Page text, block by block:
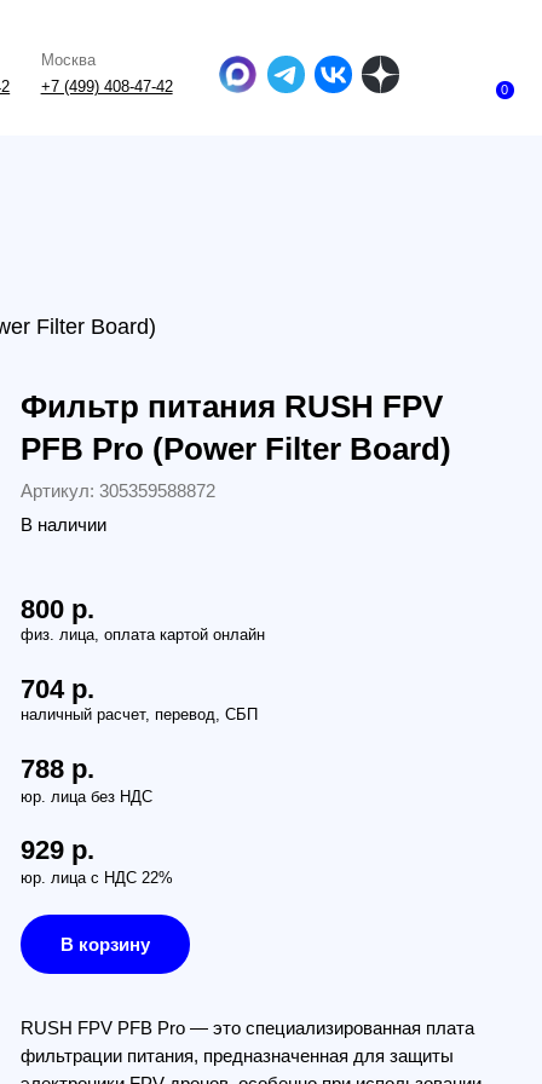
42 0
(Power Filter Board)
НДС
22%
PFB Pro — это специализированная плата
питания, предназначенная для защиты
высокочастотными помехами и опасными
продлевая срок службы